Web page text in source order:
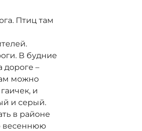
Птиц там
В будние
дороге –
можно
и
и серый.
в районе
весеннюю